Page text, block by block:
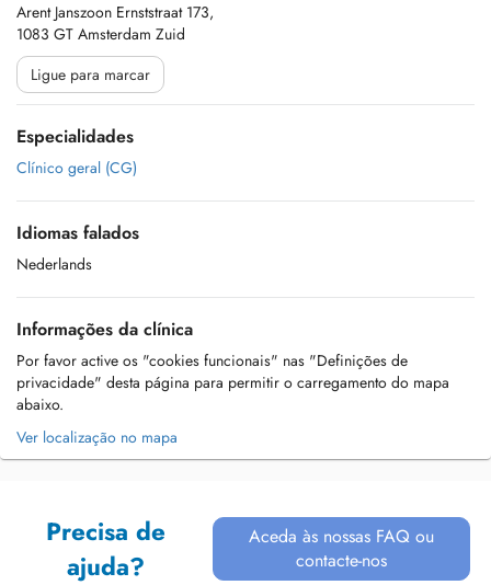
Arent Janszoon Ernststraat 173,
1083 GT Amsterdam Zuid
Ligue para marcar
Especialidades
Clínico geral (CG)
Idiomas falados
Nederlands
Informações da clínica
Por favor active os "cookies funcionais" nas "Definições de
privacidade" desta página para permitir o carregamento do mapa
abaixo.
Ver localização no mapa
Precisa de
ajuda?
Aceda às nossas FAQ ou
contacte-nos